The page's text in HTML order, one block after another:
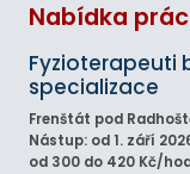
Nabídka
Fyzioterapeuti
specializace
Frenštát pod
Nástup: od 1. září
od 300 do 420 Kč/